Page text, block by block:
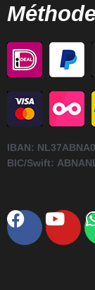
IBAN:
BIC/Swift: